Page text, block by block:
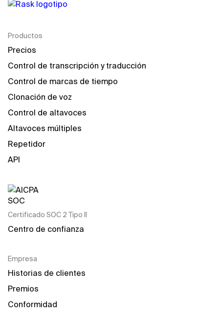
Productos
Precios
Control de transcripción y traducción
Control de marcas de tiempo
Clonación de voz
Control de altavoces
Altavoces múltiples
Repetidor
API
Certificado SOC 2 Tipo II
Centro de confianza
Empresa
Historias de clientes
Premios
Conformidad